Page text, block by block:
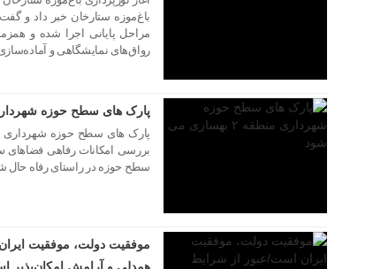
مراحل پایانی اجرا شده و
رواق‌های نمایشگاهی و
پارک های سطح حوزه شهرداری منطقه ۲
بررسی امکانات رفاهی فضاهای
سطح حوزه در راستای رفاه حال
موفقیت دولت، موفقیت ایران